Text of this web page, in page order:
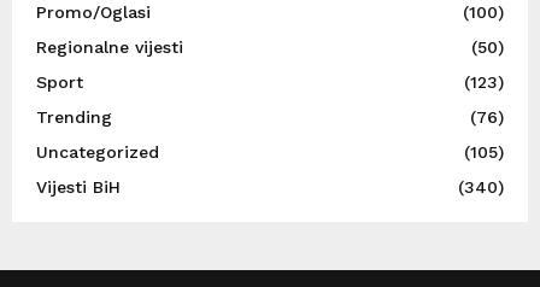
Promo/Oglasi
(100)
Regionalne vijesti
(50)
Sport
(123)
Trending
(76)
Uncategorized
(105)
Vijesti BiH
(340)